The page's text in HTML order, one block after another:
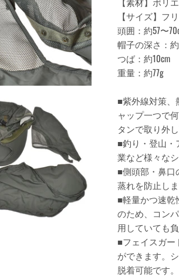
【サイズ】フ
頭囲：約57〜
帽子の深さ：約
つば：約10cm
重量：約77g
■紫外線対策、
ャップ一つで
タンで取り外
■釣り・登山
業など様々な
■側頭部・鼻
蒸れを防止し
■軽量かつ速
のため、コン
用していても
■フェイスガー
ができます。
脱着可能です。